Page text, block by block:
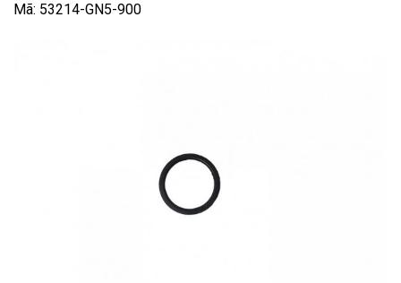
Mã: 53214-GN5-900